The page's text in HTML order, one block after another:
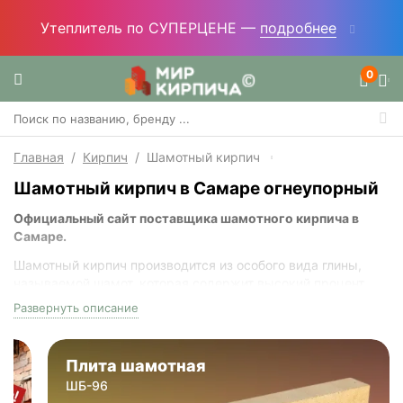
Утеплитель по СУПЕРЦЕНЕ — подробнее
0
Главная / Кирпич / Шамотный кирпич
Шамотный кирпич в Самаре огнеупорный
Официальный сайт поставщика шамотного кирпича в
Самаре.
Шамотный кирпич производится из особого вида глины,
кремнезема. Он обладает высокой огнеупорностью и
устойчивостью к высоким температурам, благодаря чему
может использоваться в условиях высоких нагрузок и
контакта с огнем.
В то время как обычный
обычно
Развернуть описание
Плита шамотная
ШБ-96